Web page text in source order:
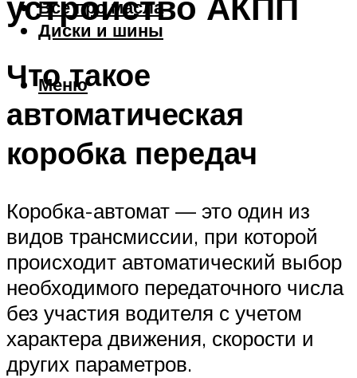
Все про масла
Диски и шины
Меню
Что такое
автоматическая
коробка передач
Коробка-автомат — это один из
видов трансмиссии, при которой
происходит автоматический выбор
необходимого передаточного числа
без участия водителя с учетом
характера движения, скорости и
других параметров.